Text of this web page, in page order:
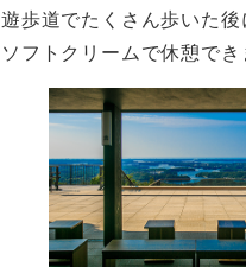
遊歩道でたくさん歩いた
ソフトクリームで休憩でき